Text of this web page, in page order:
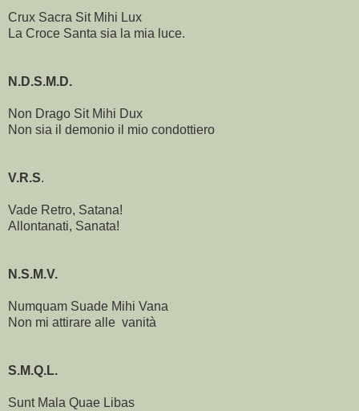
Crux Sacra Sit Mihi Lux
La Croce Santa sia la mia luce.
N.D.S.M.D.
Non Drago Sit Mihi Dux
Non sia il demonio il mio condottiero
V.R.S.
Vade Retro, Satana!
Allontanati, Sanata!
N.S.M.V.
Numquam Suade Mihi Vana
Non mi attirare alle vanità
S.M.Q.L.
Sunt Mala Quae Libas